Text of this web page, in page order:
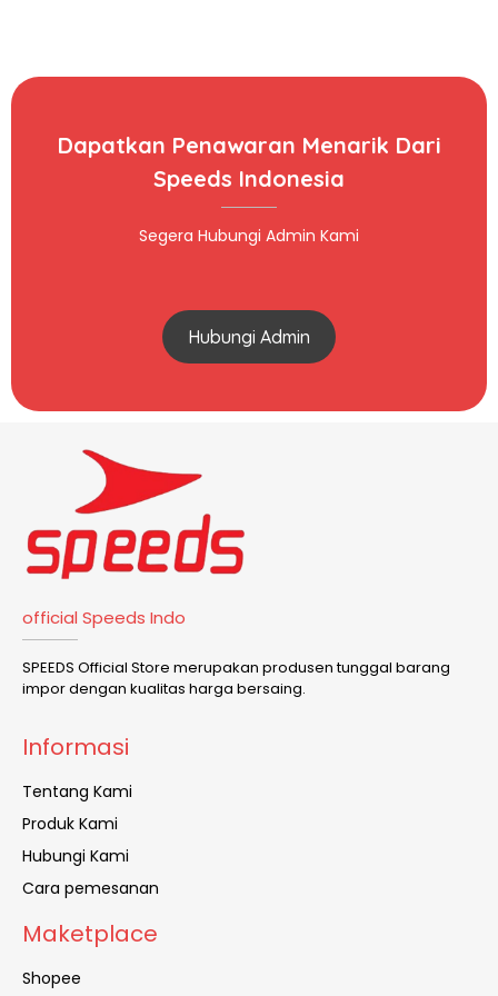
Dapatkan Penawaran Menarik Dari
Speeds Indonesia
Segera Hubungi Admin Kami
Hubungi Admin
official Speeds Indo
SPEEDS Official Store merupakan produsen tunggal barang
impor dengan kualitas harga bersaing.
Informasi
Tentang Kami
Produk Kami
Hubungi Kami
Cara pemesanan
Maketplace
Shopee